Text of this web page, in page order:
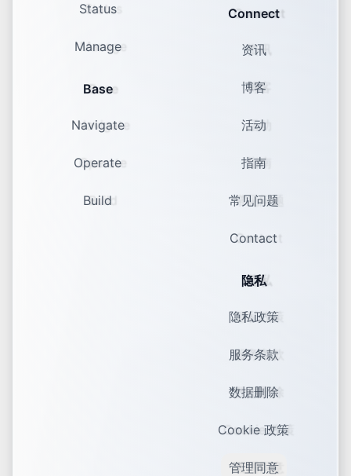
Status
Manage
Base
Navigate
Operate
Build
Connect
资讯
博客
活动
指南
常见问题
Contact
隐私
隐私政策
服务条款
数据删除
Cookie 政策
管理同意